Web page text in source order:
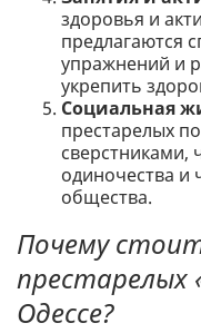
здоровья и
предлагаются
упражнений и
укрепить
Социальная
престарелых
сверстниками,
одиночества и
общества.
Почему
престарелых
Одессе?